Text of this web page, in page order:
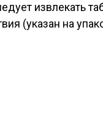
извлекать
(указан на